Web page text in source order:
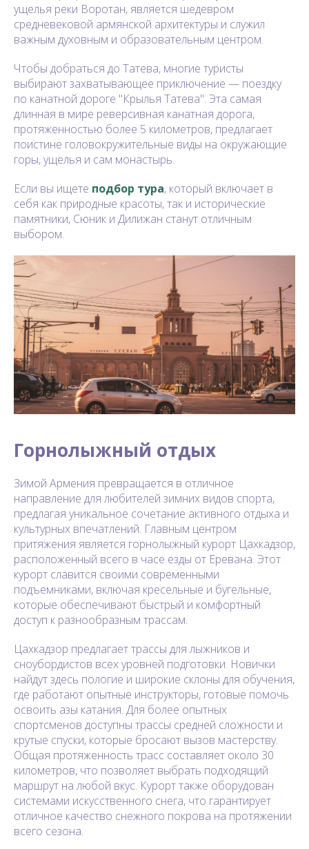
ущелья реки Воротан, является шедевром
средневековой армянской архитектуры и служил
важным духовным и образовательным центром.
Чтобы добраться до Татева, многие туристы
выбирают захватывающее приключение — поездку
по канатной дороге "Крылья Татева". Эта самая
длинная в мире реверсивная канатная дорога,
протяженностью более 5 километров, предлагает
поистине головокружительные виды на окружающие
горы, ущелья и сам монастырь.
Если вы ищете подбор тура, который включает в
себя как природные красоты, так и исторические
памятники, Сюник и Дилижан станут отличным
выбором.
Горнолыжный отдых
Зимой Армения превращается в отличное
направление для любителей зимних видов спорта,
предлагая уникальное сочетание активного отдыха и
культурных впечатлений. Главным центром
притяжения является горнолыжный курорт Цахкадзор,
расположенный всего в часе езды от Еревана. Этот
курорт славится своими современными
подъемниками, включая кресельные и бугельные,
которые обеспечивают быстрый и комфортный
доступ к разнообразным трассам.
Цахкадзор предлагает трассы для лыжников и
сноубордистов всех уровней подготовки. Новички
найдут здесь пологие и широкие склоны для обучения,
где работают опытные инструкторы, готовые помочь
освоить азы катания. Для более опытных
спортсменов доступны трассы средней сложности и
крутые спуски, которые бросают вызов мастерству.
Общая протяженность трасс составляет около 30
километров, что позволяет выбрать подходящий
маршрут на любой вкус. Курорт также оборудован
системами искусственного снега, что гарантирует
отличное качество снежного покрова на протяжении
всего сезона.